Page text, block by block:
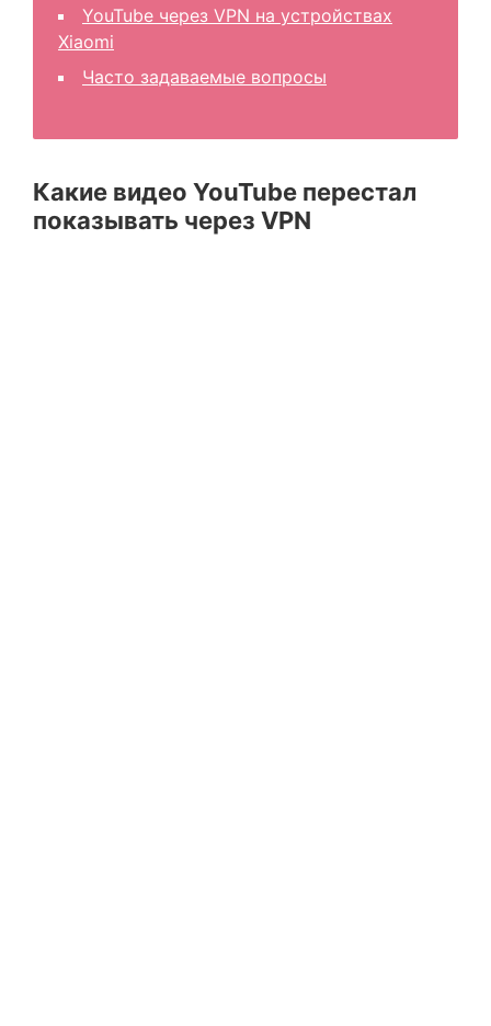
YouTube через VPN на устройствах
Xiaomi
Часто задаваемые вопросы
Какие видео YouTube перестал
показывать через VPN